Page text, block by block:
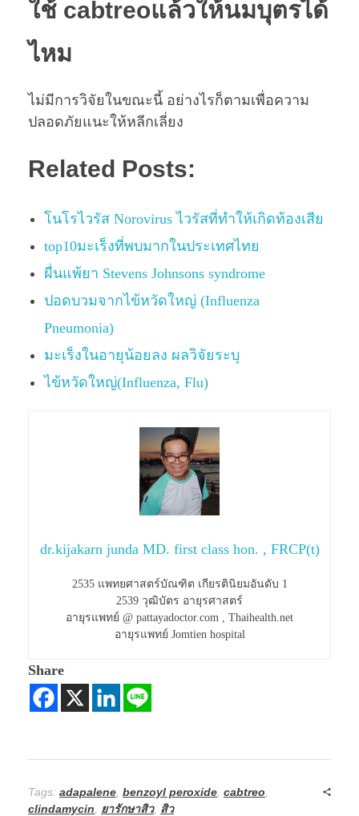
ใช้ cabtreoแล้วให้นมบุตรได้
ไหม
ไม่มีการวิจัยในขณะนี้ อย่างไรก็ตามเพื่อความ
ปลอดภัยแนะให้หลีกเลี่ยง
Related Posts:
โนโรไวรัส Norovirus ไวรัสที่ทำให้เกิดท้องเสีย
top10มะเร็งที่พบมากในประเทศไทย
ผื่นแพ้ยา Stevens Johnsons syndrome
ปอดบวมจากไข้หวัดใหญ่ (Influenza
Pneumonia)
มะเร็งในอายุน้อยลง ผลวิจัยระบุ
ไข้หวัดใหญ่(Influenza, Flu)
dr.kijakarn junda MD. first class hon. , FRCP(t)
2535 แพทยศาสตร์บัณฑิต เกียรตินิยมอันดับ 1
2539 วุฒิบัตร อายุรศาสตร์
อายุรแพทย์ @ pattayadoctor.com , Thaihealth.net
อายุรแพทย์ Jomtien hospital
Share
Tags: adapalene benzoyl peroxide cabtreo
clindamycin
ยารักษาสิว, สิว